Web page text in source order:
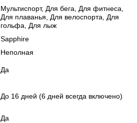
Мультиспорт, Для бега, Для фитнеса,
Для плаванья, Для велоспорта, Для
гольфа, Для лыж
Sapphire
Неполная
Да
До 16 дней (6 дней всегда включено)
Да